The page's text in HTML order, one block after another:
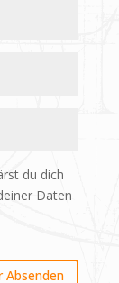
du dich
Daten